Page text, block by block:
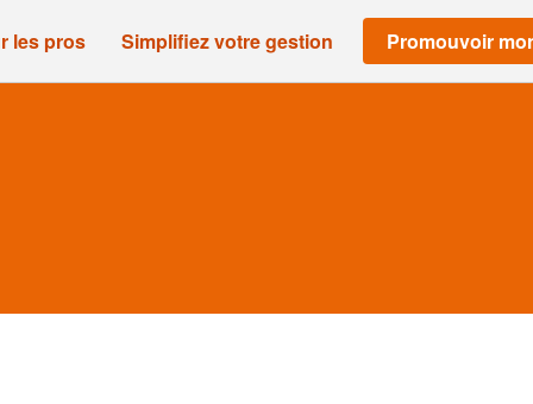
les pros Simplifiez votre gestion Promouvoir